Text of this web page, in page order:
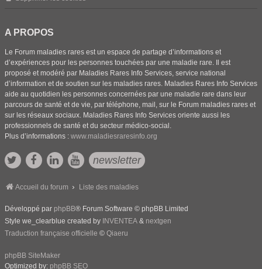
A PROPOS
Le Forum maladies rares est un espace de partage d’informations et
d’expériences pour les personnes touchées par une maladie rare. Il est
proposé et modéré par Maladies Rares Info Services, service national
d’information et de soutien sur les maladies rares. Maladies Rares Info Services
aide au quotidien les personnes concernées par une maladie rare dans leur
parcours de santé et de vie, par téléphone, mail, sur le Forum maladies rares et
sur les réseaux sociaux. Maladies Rares Info Services oriente aussi les
professionnels de santé et du secteur médico-social.
Plus d’informations : www.maladiesraresinfo.org
newsletter
Accueil du forum Liste des maladies
Développé par phpBB® Forum Software © phpBB Limited
Style we_clearblue created by INVENTEA & nextgen
Traduction française officielle © Qiaeru
phpBB SiteMaker
Optimized by: phpBB SEO